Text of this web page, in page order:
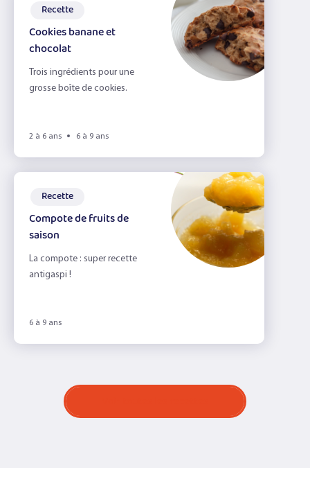
Recette
Cookies banane et
chocolat
Trois ingrédients pour une
grosse boîte de cookies.
2 à 6 ans 6 à 9 ans
Recette
Compote de fruits de
saison
La compote : super recette
antigaspi !
6 à 9 ans